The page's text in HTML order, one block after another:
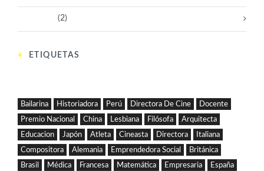
(2)
ETIQUETAS
Bailarina Historiadora Perú Directora De Cine
Docente
Premio Nacional
China Lesbiana Filósofa
Arquitecta
Educacion
Japón Atleta Cineasta Directora
Italiana
Compositora
Alemania Emprendedora Social
Británica
Brasil
Médica Francesa Matemática Empresaria
España